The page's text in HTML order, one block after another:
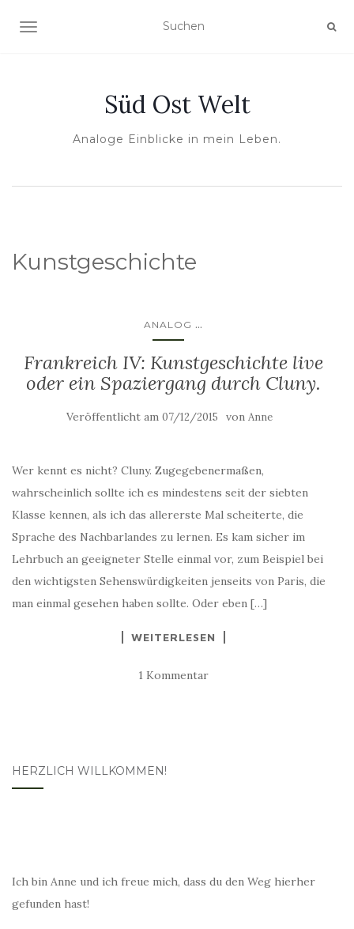
NAVIGATION UMSCHALTEN
Süd Ost Welt
Analoge Einblicke in mein Leben.
Kunstgeschichte
ANALOG ...
Frankreich IV: Kunstgeschichte live
oder ein Spaziergang durch Cluny.
Veröffentlicht am 07/12/2015 von Anne
Wer kennt es nicht? Cluny. Zugegebenermaßen,
wahrscheinlich sollte ich es mindestens seit der siebten
Klasse kennen, als ich das allererste Mal scheiterte, die
Sprache des Nachbarlandes zu lernen. Es kam sicher im
Lehrbuch an geeigneter Stelle einmal vor, zum Beispiel bei
den wichtigsten Sehenswürdigkeiten jenseits von Paris, die
man einmal gesehen haben sollte. Oder eben […]
WEITERLESEN
1 Kommentar
HERZLICH WILLKOMMEN!
Ich bin Anne und ich freue mich, dass du den Weg hierher
gefunden hast!